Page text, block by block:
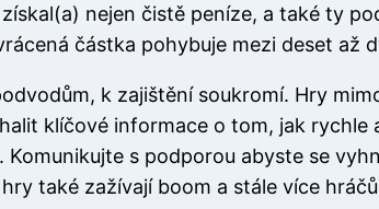
nejen čistě peníze, a také ty
částka pohybuje mezi deset až
k zajištění soukromí. Hry
klíčové informace o tom, jak
s podporou abyste se
také zažívají boom a stále více